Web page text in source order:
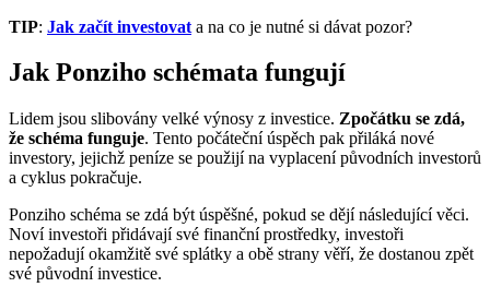
TIP: Jak začít investovat a na co je nutné si dávat pozor?
Jak Ponziho schémata fungují
Lidem jsou slibovány velké výnosy z investice. Zpočátku se zdá,
že schéma funguje. Tento počáteční úspěch pak přiláká nové
investory, jejichž peníze se použijí na vyplacení původních investorů
a cyklus pokračuje.
Ponziho schéma se zdá být úspěšné, pokud se dějí následující věci.
Noví investoři přidávají své finanční prostředky, investoři
nepožadují okamžitě své splátky a obě strany věří, že dostanou zpět
své původní investice.